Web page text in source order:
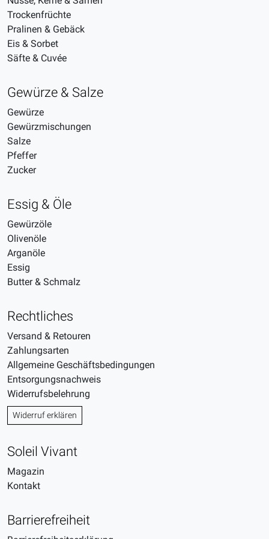
Trockenfrüchte
Pralinen & Gebäck
Eis & Sorbet
Säfte & Cuvée
Gewürze & Salze
Gewürze
Gewürzmischungen
Salze
Pfeffer
Zucker
Essig & Öle
Gewürzöle
Olivenöle
Arganöle
Essig
Butter & Schmalz
Rechtliches
Versand & Retouren
Zahlungsarten
Allgemeine Geschäftsbedingungen
Entsorgungsnachweis
Widerrufsbelehrung
Widerruf erklären
Soleil Vivant
Magazin
Kontakt
Barrierefreiheit